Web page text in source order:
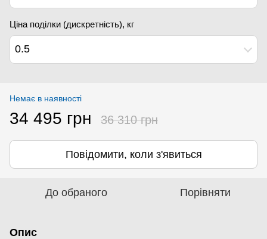
Ціна поділки (дискретність), кг
0.5
Немає в наявності
34 495 грн 36 310 грн
Повідомити, коли з'явиться
До обраного Порівняти
Опис